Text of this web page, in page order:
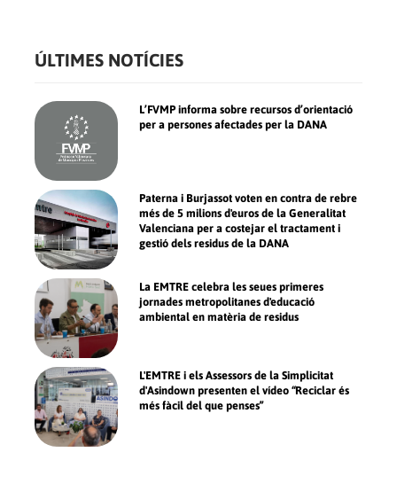
ÚLTIMES NOTÍCIES
L’FVMP informa sobre recursos d’orientació
per a persones afectades per la DANA
Paterna i Burjassot voten en contra de rebre
més de 5 milions d'euros de la Generalitat
Valenciana per a costejar el tractament i
gestió dels residus de la DANA
La EMTRE celebra les seues primeres
jornades metropolitanes d'educació
ambiental en matèria de residus
L'EMTRE i els Assessors de la Simplicitat
d'Asindown presenten el vídeo “Reciclar és
més fàcil del que penses”